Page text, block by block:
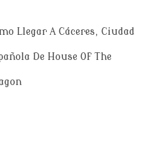
Llegar A Cáceres, Ciudad
De House Of The